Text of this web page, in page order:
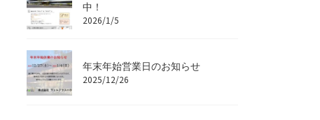
中！
2026/1/5
年末年始営業日のお知らせ
2025/12/26